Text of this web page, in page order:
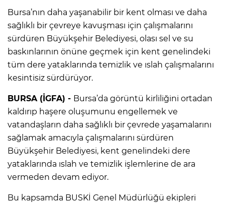
Bursa’nın daha yaşanabilir bir kent olması ve daha
sağlıklı bir çevreye kavuşması için çalışmalarını
sürdüren Büyükşehir Belediyesi, olası sel ve su
baskınlarının önüne geçmek için kent genelindeki
tüm dere yataklarında temizlik ve ıslah çalışmalarını
kesintisiz sürdürüyor.
BURSA (İGFA) - Bursa’da görüntü kirliliğini ortadan
kaldırıp haşere oluşumunu engellemek ve
vatandaşların daha sağlıklı bir çevrede yaşamalarını
sağlamak amacıyla çalışmalarını sürdüren
Büyükşehir Belediyesi, kent genelindeki dere
yataklarında ıslah ve temizlik işlemlerine de ara
vermeden devam ediyor.
Bu kapsamda BUSKİ Genel Müdürlüğü ekipleri